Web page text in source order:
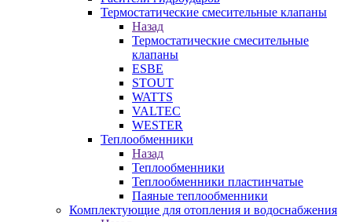
Термостатические смесительные клапаны
Назад
Термостатические смесительные
клапаны
ESBE
STOUT
WATTS
VALTEC
WESTER
Теплообменники
Назад
Теплообменники
Теплообменники пластинчатые
Паяные теплообменники
Комплектующие для отопления и водоснабжения